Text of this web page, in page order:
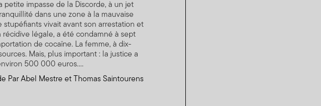
impasse de la Discorde, à un jet
dans une zone à la mauvaise
stupéfiants vivait avant son arrestation et
récidive légale, a été condamné à sept
de cocaïne. La femme, à dix-
Mais, plus important : la justice a
500 000 euros....
Par Abel Mestre et Thomas Saintourens